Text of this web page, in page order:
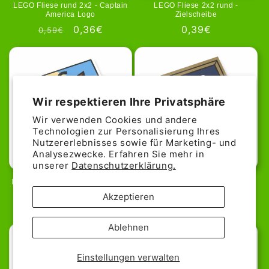
Wir respektieren Ihre Privatsphäre
Wir verwenden Cookies und andere
Technologien zur Personalisierung Ihres
Nutzererlebnisses sowie für Marketing- und
Analysezwecke. Erfahren Sie mehr in
unserer Datenschutzerklärung.
Einstellungen verwalten
Akzeptieren
Ablehnen
LEGO Fliese rund 2x2 - Captain
America Logo
Normaler
0,59€ Verkaufspreis
0,36€
LEGO Fliese 2x2 rund -
Zielscheibe
Normaler
0,39€
LEGO Fliese 2x2 - Pyramide und
Normaler
Preis
0,49€
Normaler
Preis
0,59€